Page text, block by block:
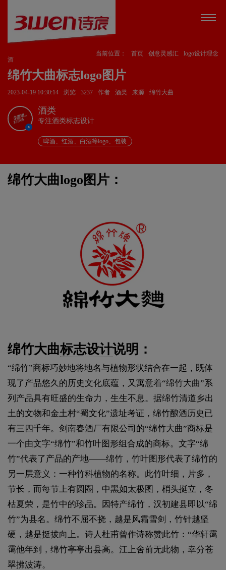
当前位置： 首页 创意灵感汇
logo设计理念
酒
绵竹大曲标志logo图片
2023-04-19 10:30:14 浏览 3237 作者 酒类 来源 绵竹大曲
v
酒类
专注酒类标志设计
啤酒、红酒、白酒等logo、包装
绵竹大曲logo图片：
绵竹大曲标志设计说明：
“绵竹”商标巧妙地将地名与植物形状结合在一起，既体
现了产品悠久的历史文化底蕴，又寓意着“绵竹大曲”系
列产品具有旺盛的生命力，生生不息。据绵竹清道乡出
土的文物和金土村“蜀文化”遗址考证，绵竹酿酒历史已
有三四千年。剑南春酒厂有限公司的“绵竹大曲”商标是
一个由文字“绵竹”和竹叶图形组合成的商标。文字“绵
竹”代表了产品的产地——绵竹，竹叶图形代表了绵竹的
另一层意义：一种竹科植物的名称。此竹叶细，片多，
节长，而每节上有圆圈，中黑如太极图，梢头挺立，冬
枯夏荣，是竹中的珍品。因特产绵竹，汉初建县即以“绵
竹”为县名。绵竹不屈不挠，越是风霜雪剑，竹针越坚
硬，越是挺拔向上。诗人杜甫曾作诗称赞此竹：“华轩霭
霭他年到，绵竹亭亭出县高。江上舍前无此物，幸分苍
翠拂波涛。